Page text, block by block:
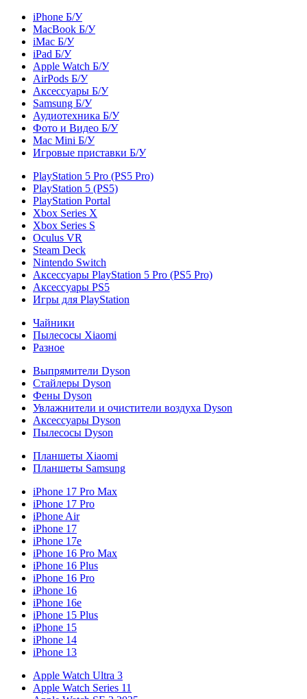
iPhone Б/У
MacBook Б/У
iMac Б/У
iPad Б/У
Apple Watch Б/У
AirPods Б/У
Аксессуары Б/У
Samsung Б/У
Аудиотехника Б/У
Фото и Видео Б/У
Mac Mini Б/У
Игровые приставки Б/У
PlayStation 5 Pro (PS5 Pro)
PlayStation 5 (PS5)
PlayStation Portal
Xbox Series X
Xbox Series S
Oculus VR
Steam Deck
Nintendo Switch
Аксессуары PlayStation 5 Pro (PS5 Pro)
Аксессуары PS5
Игры для PlayStation
Чайники
Пылесосы Xiaomi
Разное
Выпрямители Dyson
Стайлеры Dyson
Фены Dyson
Увлажнители и очистители воздуха Dyson
Аксессуары Dyson
Пылесосы Dyson
Планшеты Xiaomi
Планшеты Samsung
iPhone 17 Pro Max
iPhone 17 Pro
iPhone Air
iPhone 17
iPhone 17e
iPhone 16 Pro Max
iPhone 16 Plus
iPhone 16 Pro
iPhone 16
iPhone 16e
iPhone 15 Plus
iPhone 15
iPhone 14
iPhone 13
Apple Watch Ultra 3
Apple Watch Series 11